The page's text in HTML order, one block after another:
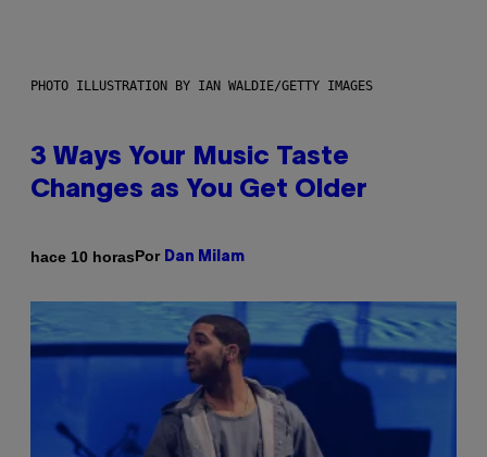
PHOTO ILLUSTRATION BY IAN WALDIE/GETTY IMAGES
3 Ways Your Music Taste
Changes as You Get Older
hace 10 horasPor Dan Milam